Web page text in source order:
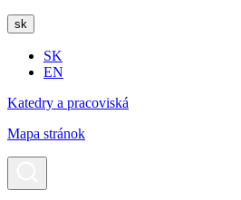
sk
SK
EN
Katedry a pracoviská
Mapa stránok